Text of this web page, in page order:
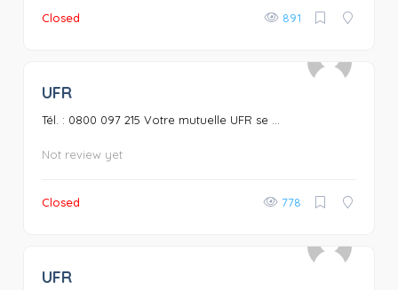
Closed 891
UFR
Tél. : 0800 097 215 Votre mutuelle UFR se ...
Not review yet
Closed 778
UFR